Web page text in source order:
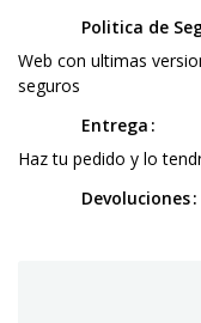
Politica de
Web con ultimas
seguros
Entrega
Haz tu pedido y lo
Devoluciones